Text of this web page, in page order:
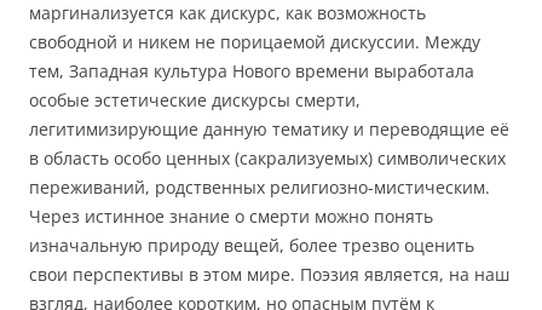
маргинализуется как дискурс, как возможность
свободной и никем не порицаемой дискуссии. Между
тем, Западная культура Нового времени выработала
особые эстетические дискурсы смерти,
легитимизирующие данную тематику и переводящие её
в область особо ценных (сакрализуемых) символических
переживаний, родственных религиозно-мистическим.
Через истинное знание о смерти можно понять
изначальную природу вещей, более трезво оценить
свои перспективы в этом мире. Поэзия является, на наш
взгляд, наиболее коротким, но опасным путём к